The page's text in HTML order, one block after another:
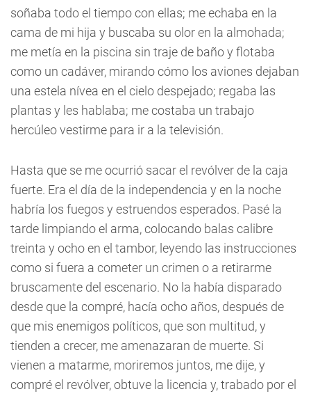
soñaba todo el tiempo con ellas; me echaba en la
cama de mi hija y buscaba su olor en la almohada;
me metía en la piscina sin traje de baño y flotaba
como un cadáver, mirando cómo los aviones dejaban
una estela nívea en el cielo despejado; regaba las
plantas y les hablaba; me costaba un trabajo
hercúleo vestirme para ir a la televisión.
Hasta que se me ocurrió sacar el revólver de la caja
fuerte. Era el día de la independencia y en la noche
habría los fuegos y estruendos esperados. Pasé la
tarde limpiando el arma, colocando balas calibre
treinta y ocho en el tambor, leyendo las instrucciones
como si fuera a cometer un crimen o a retirarme
bruscamente del escenario. No la había disparado
desde que la compré, hacía ocho años, después de
que mis enemigos políticos, que son multitud, y
tienden a crecer, me amenazaran de muerte. Si
vienen a matarme, moriremos juntos, me dije, y
compré el revólver, obtuve la licencia y, trabado por el